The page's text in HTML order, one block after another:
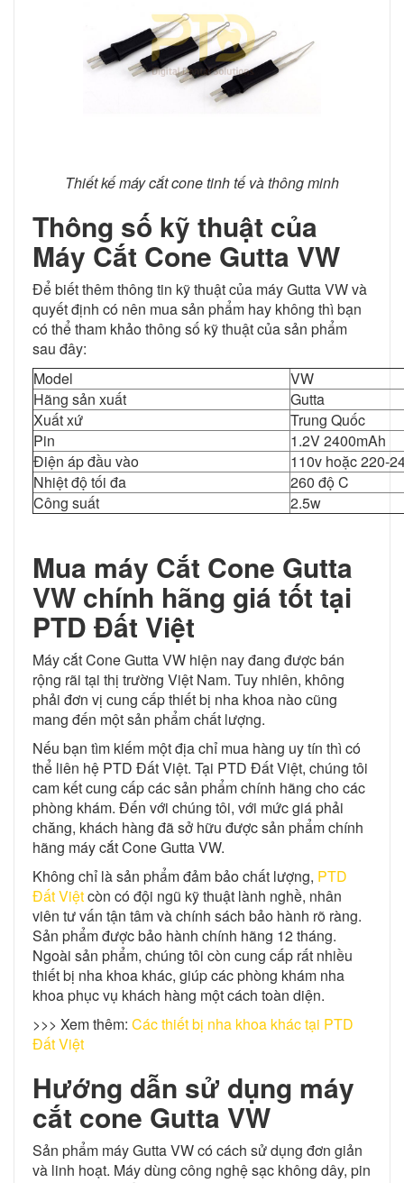
Thiết kế máy cắt cone tinh tế và thông minh
Thông số kỹ thuật của
Máy Cắt Cone Gutta VW
Để biết thêm thông tin kỹ thuật của máy Gutta VW và
quyết định có nên mua sản phẩm hay không thì bạn
có thể tham khảo thông số kỹ thuật của sản phẩm
sau đây:
Model
VW
Hãng sản xuất
Gutta
Xuất xứ
Trung Quốc
Pin
1.2V 2400mAh
Điện áp đầu vào
110v hoặc 220-
Nhiệt độ tối đa
260 độ C
Công suất
2.5w
Mua máy Cắt Cone Gutta
VW chính hãng giá tốt tại
PTD Đất Việt
Máy cắt Cone Gutta VW hiện nay đang được bán
rộng rãi tại thị trường Việt Nam. Tuy nhiên, không
phải đơn vị cung cấp thiết bị nha khoa nào cũng
mang đến một sản phẩm chất lượng.
Nếu bạn tìm kiếm một địa chỉ mua hàng uy tín thì có
thể liên hệ PTD Đất Việt. Tại PTD Đất Việt, chúng tôi
cam kết cung cấp các sản phẩm chính hãng cho các
phòng khám. Đến với chúng tôi, với mức giá phải
chăng, khách hàng đã sở hữu được sản phẩm chính
hãng máy cắt Cone Gutta VW.
Không chỉ là sản phẩm đảm bảo chất lượng, PTD
Đất Việtcòn có đội ngũ kỹ thuật lành nghề, nhân
viên tư vấn tận tâm và chính sách bảo hành rõ ràng.
Sản phẩm được bảo hành chính hãng 12 tháng.
Ngoài sản phẩm, chúng tôi còn cung cấp rất nhiều
thiết bị nha khoa khác, giúp các phòng khám nha
khoa phục vụ khách hàng một cách toàn diện.
>>> Xem thêm: Các thiết bị nha khoa khác tại PTD
Đất Việt
Hướng dẫn sử dụng máy
cắt cone Gutta VW
Sản phẩm máy Gutta VW có cách sử dụng đơn giản
và linh hoạt. Máy dùng công nghệ sạc không dây, pin